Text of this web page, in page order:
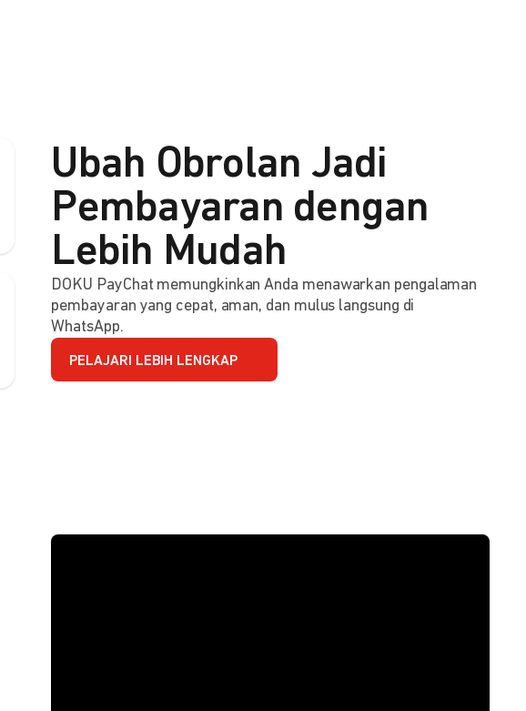
Ubah Obrolan Jadi
Pembayaran dengan
Lebih Mudah
DOKU PayChat memungkinkan Anda menawarkan pengalaman
pembayaran yang cepat, aman, dan mulus langsung di
WhatsApp.
PELAJARI LEBIH LENGKAP